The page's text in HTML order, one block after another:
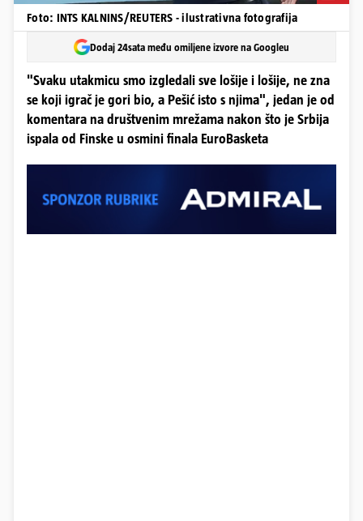
Foto: INTS KALNINS/REUTERS - ilustrativna fotografija
Dodaj 24sata među omiljene izvore na Googleu
"Svaku utakmicu smo izgledali sve lošije i lošije, ne zna
se koji igrač je gori bio, a Pešić isto s njima", jedan je od
komentara na društvenim mrežama nakon što je Srbija
ispala od Finske u osmini finala EuroBasketa